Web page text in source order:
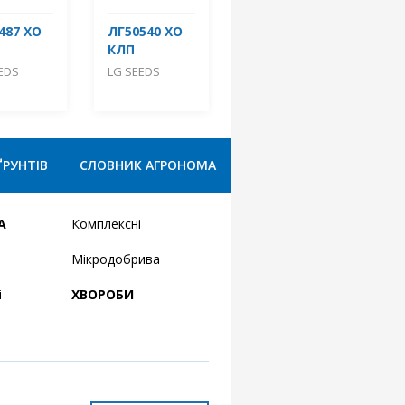
ХО
ЛГ50540 ХО
КЛП
LG SEEDS
СЛОВНИК АГРОНОМА
Комплексні
Мікродобрива
ХВОРОБИ